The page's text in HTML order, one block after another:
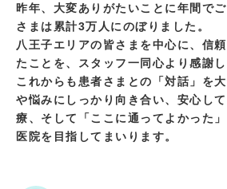
昨年、大変ありがたいことに年間で
さまは累計3万人にのぼりました。
八王子エリアの皆さまを中心に、信
たことを、スタッフ一同心より感謝し
これからも患者さまとの「対話」を
や悩みにしっかり向き合い、安心し
療、そして「ここに通ってよかった
医院を目指してまいります。